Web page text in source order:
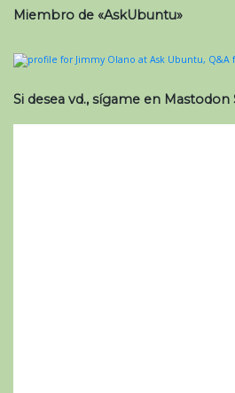
Miembro de «AskUbuntu»
Si desea vd., sígame en Mastodon